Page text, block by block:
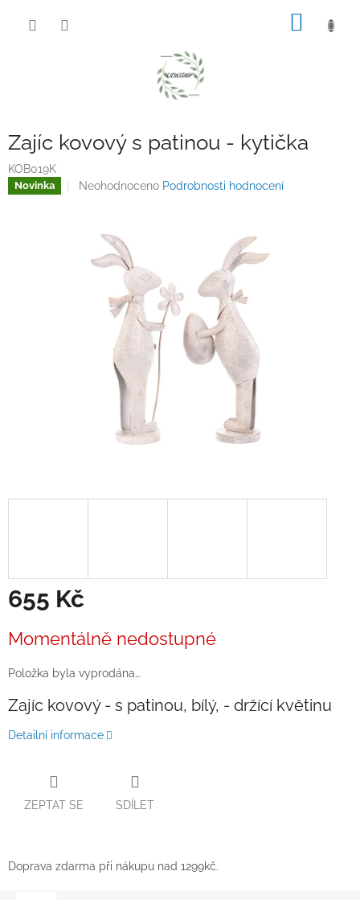
Zajíc kovový s patinou - kytička
KOB019K
Novinka
Průměrné
hvězdiček.
Neohodnoceno Podrobnosti hodnocení
655 Kč
cena:
Momentálně nedostupné
Položka byla vyprodána…
Zajíc kovový - s patinou, bílý, - držící květinu
Detailní informace
ZEPTAT SE SDÍLET
Doprava zdarma při nákupu nad 1299kč.